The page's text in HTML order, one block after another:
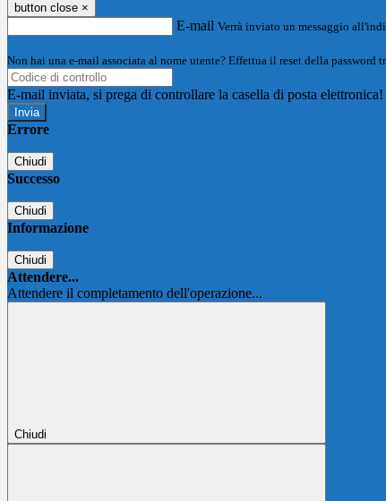
button close ×
E-mail Verrà inviato un messaggio
Non hai una e-mail associata al nome utente? Effettua il reset della password
E-mail inviata, si prega di controllare la casella di posta elettronica!
Errore
Chiudi
Successo
Chiudi
Informazione
Chiudi
Attendere...
Attendere il completamento dell'operazione...
Chiudi